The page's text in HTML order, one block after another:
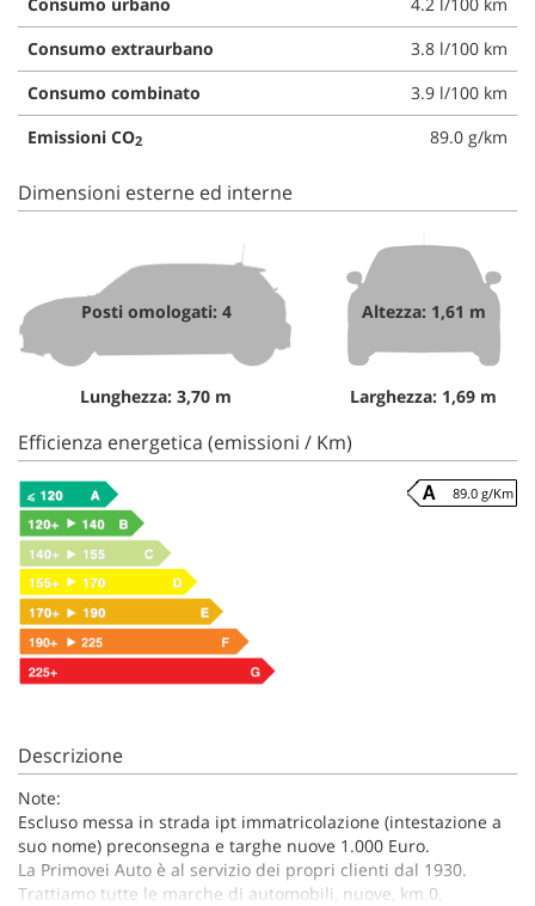
Consumo extraurbano
3.8 l/100 km
Consumo combinato
3.9 l/100 km
Emissioni CO2 89.0 g/km
Dimensioni esterne ed interne
Posti omologati: 4
Lunghezza: 3,70 m
Altezza: 1,61 m
Larghezza: 1,69 m
Efficienza energetica (emissioni / Km)
89.0 g/Km
Descrizione
Note:
Escluso messa in strada ipt immatricolazione (intestazione a
suo nome) preconsegna e targhe nuove 1.000 Euro.
La Primovei Auto è al servizio dei propri clienti dal 1930.
Trattiamo tutte le marche di automobili, nuove, km.0,